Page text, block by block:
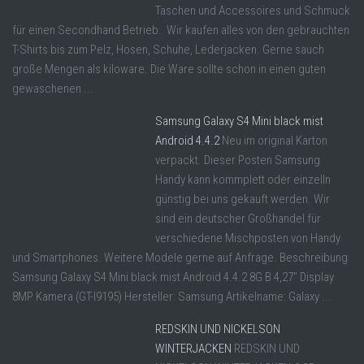
Taschen und Accessoires und Schmuck
für einen Secondhand Betrieb. Wir kaufen alles von den gebrauchten
T-Shirts bis zum Pelz, Hosen, Schuhe, Lederjacken. Gerne sauch
große Mengen als kiloware. Die Ware sollte schon in einen guten
gewaschenen ...
Samsung Galaxy S4 Mini black mist
Android 4.4.2 Neu im original Karton
verpackt. Dieser Posten Samsung
Handy kann kommplett oder einzelln
günstig bei uns gekauft werden. Wir
sind ein deutscher Großhandel für
verschiedene Mischposten von Handy
und Smartphones. Weitere Modele gerne auf Anfrage. Beschreibung
Samsung Galaxy S4 Mini black mist Android 4.4.2 8G B 4,27" Display
8MP Kamera (GT-I9195) Hersteller: Samsung Artikelname: Galaxy ...
REDSKIN UND NICKELSON
WINTERJACKEN REDSKIN UND